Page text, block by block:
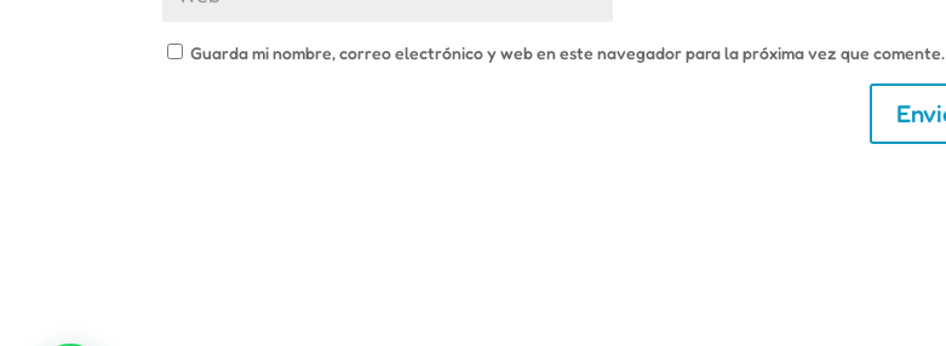
Guarda mi nombre, correo electrónico y web en este navegador para la próxima vez que comente.